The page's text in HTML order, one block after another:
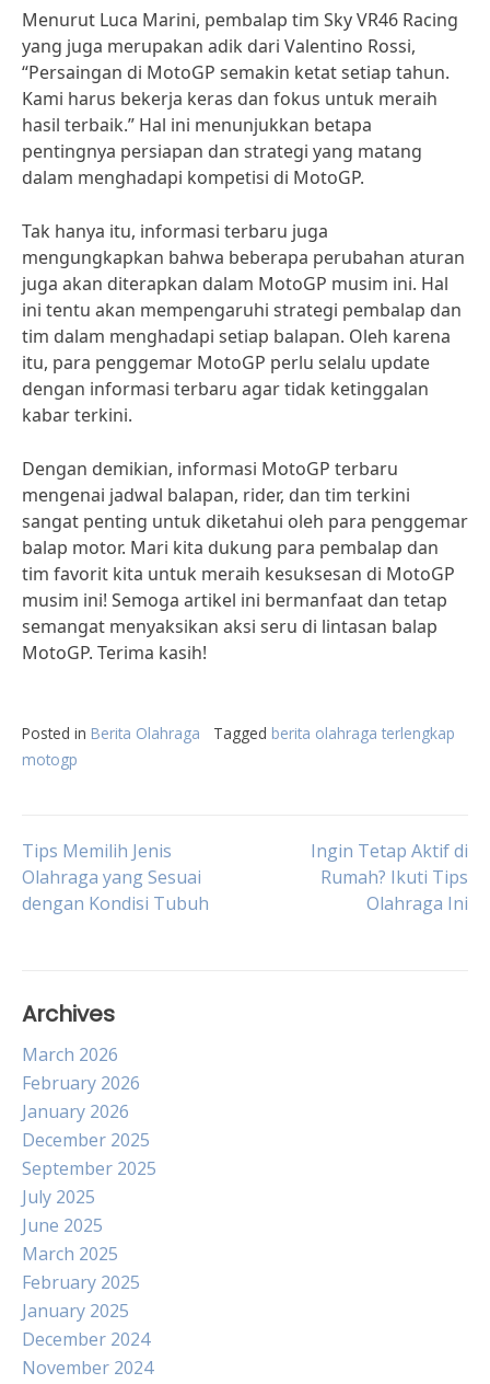
Menurut Luca Marini, pembalap tim Sky VR46 Racing
yang juga merupakan adik dari Valentino Rossi,
“Persaingan di MotoGP semakin ketat setiap tahun.
Kami harus bekerja keras dan fokus untuk meraih
hasil terbaik.” Hal ini menunjukkan betapa
pentingnya persiapan dan strategi yang matang
dalam menghadapi kompetisi di MotoGP.
Tak hanya itu, informasi terbaru juga
mengungkapkan bahwa beberapa perubahan aturan
juga akan diterapkan dalam MotoGP musim ini. Hal
ini tentu akan mempengaruhi strategi pembalap dan
tim dalam menghadapi setiap balapan. Oleh karena
itu, para penggemar MotoGP perlu selalu update
dengan informasi terbaru agar tidak ketinggalan
kabar terkini.
Dengan demikian, informasi MotoGP terbaru
mengenai jadwal balapan, rider, dan tim terkini
sangat penting untuk diketahui oleh para penggemar
balap motor. Mari kita dukung para pembalap dan
tim favorit kita untuk meraih kesuksesan di MotoGP
musim ini! Semoga artikel ini bermanfaat dan tetap
semangat menyaksikan aksi seru di lintasan balap
MotoGP. Terima kasih!
Posted in Berita Olahraga Tagged berita olahraga terlengkap
motogp
Post
navigation
Tips Memilih Jenis
Olahraga yang Sesuai
dengan Kondisi Tubuh
Ingin Tetap Aktif di
Rumah? Ikuti Tips
Olahraga Ini
Archives
March 2026
February 2026
January 2026
December 2025
September 2025
July 2025
June 2025
March 2025
February 2025
January 2025
December 2024
November 2024